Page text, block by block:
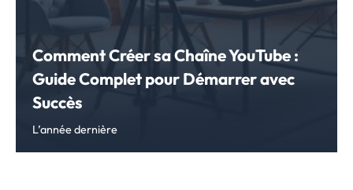
Comment Créer sa Chaîne YouTube :
Guide Complet pour Démarrer avec
Succès
L’année dernière